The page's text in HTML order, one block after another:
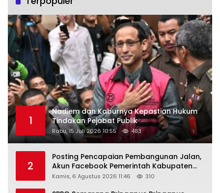
1
Nadiem dan Kaburnya Kepastian Hukum
Tindakan Pejabat Publik
Rabu, 15 Juli 2026 10:55 483
2
Posting Pencapaian Pembangunan Jalan,
Akun Facebook Pemerintah Kabupaten
Rembang “Dirujak” Warganet
Kamis, 6 Agustus 2026 11:46 310